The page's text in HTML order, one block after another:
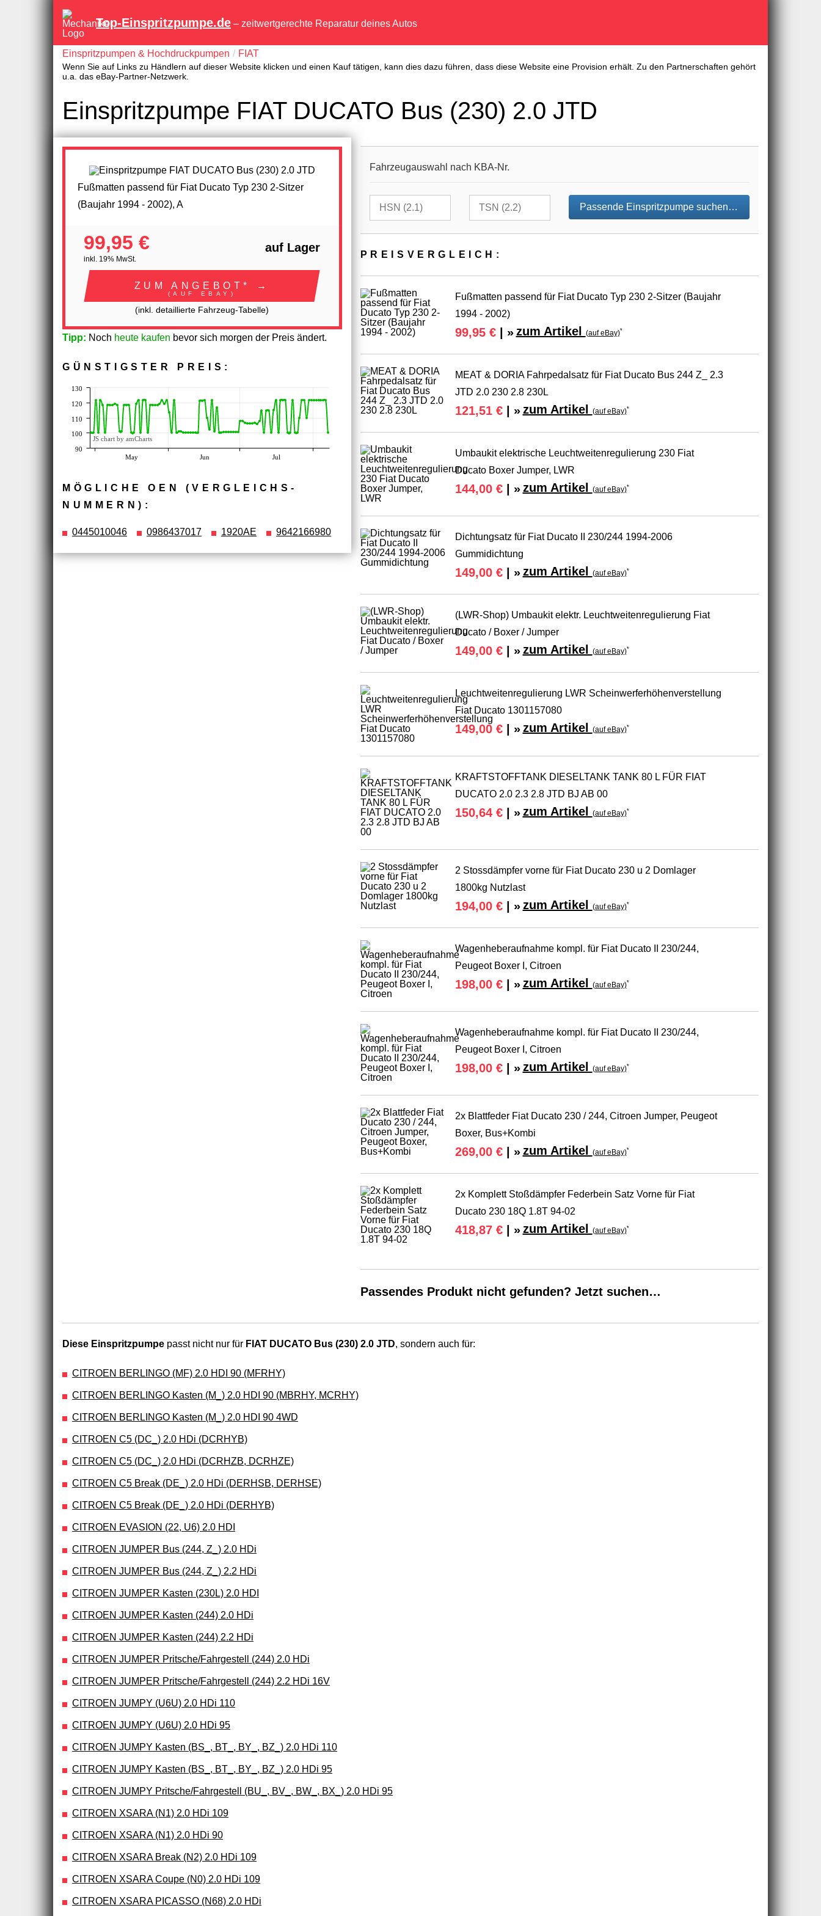
Top-Einspritzpumpe.de – zeitwertgerechte Reparatur deines Autos
Einspritzpumpen & Hochdruckpumpen FIAT
Wenn Sie auf Links zu Händlern auf dieser Website klicken und einen Kauf tätigen, kann dies dazu führen, dass diese Website eine Provision erhält. Zu den Partnerschaften gehört
u.a. das eBay-Partner-Netzwerk.
Einspritzpumpe FIAT DUCATO Bus (230) 2.0 JTD
Fußmatten passend für Fiat Ducato Typ 230 2-Sitzer
(Baujahr 1994 - 2002), A
99,95 €
inkl. 19% MwSt.
auf Lager
ZUM ANGEBOT* →
(AUF EBAY)
(inkl. detaillierte Fahrzeug-Tabelle)
Tipp: Noch heute kaufen bevor sich morgen der Preis ändert.
GÜNSTIGSTER PREIS:
May Jun Jul
90
100
110
120
130
JS chart by amCharts
MÖGLICHE OEN (VERGLEICHS­
NUMMERN):
0445010046 0986437017 1920AE 9642166980
Fahrzeugauswahl nach KBA-Nr.
Passende Einspritzpumpe suchen…
PREIS­VER­GLEICH:
Fußmatten passend für Fiat Ducato Typ 230 2-Sitzer (Baujahr
1994 - 2002)
99,95 €| » zum Artikel (auf eBay)*
MEAT & DORIA Fahrpedalsatz für Fiat Ducato Bus 244 Z_ 2.3
JTD 2.0 230 2.8 230L
121,51 €| » zum Artikel (auf eBay)*
Umbaukit elektrische Leuchtweitenregulierung 230 Fiat
Ducato Boxer Jumper, LWR
144,00 €| » zum Artikel (auf eBay)*
Dichtungsatz für Fiat Ducato II 230/244 1994-2006
Gummidichtung
149,00 €| » zum Artikel (auf eBay)*
(LWR-Shop) Umbaukit elektr. Leuchtweitenregulierung Fiat
Ducato / Boxer / Jumper
149,00 €| » zum Artikel (auf eBay)*
Leuchtweitenregulierung LWR Scheinwerferhöhenverstellung
Fiat Ducato 1301157080
149,00 €| » zum Artikel (auf eBay)*
KRAFTSTOFFTANK DIESELTANK TANK 80 L FÜR FIAT
DUCATO 2.0 2.3 2.8 JTD BJ AB 00
150,64 €| » zum Artikel (auf eBay)*
2 Stossdämpfer vorne für Fiat Ducato 230 u 2 Domlager
1800kg Nutzlast
194,00 €| » zum Artikel (auf eBay)*
Wagenheberaufnahme kompl. für Fiat Ducato II 230/244,
Peugeot Boxer I, Citroen
198,00 €| » zum Artikel (auf eBay)*
Wagenheberaufnahme kompl. für Fiat Ducato II 230/244,
Peugeot Boxer I, Citroen
198,00 €| » zum Artikel (auf eBay)*
2x Blattfeder Fiat Ducato 230 / 244, Citroen Jumper, Peugeot
Boxer, Bus+Kombi
269,00 €| » zum Artikel (auf eBay)*
2x Komplett Stoßdämpfer Federbein Satz Vorne für Fiat
Ducato 230 18Q 1.8T 94-02
418,87 €| » zum Artikel (auf eBay)*
Passendes Produkt nicht gefunden? Jetzt suchen…
Diese Einspritzpumpe passt nicht nur für FIAT DUCATO Bus (230) 2.0 JTD, sondern auch für:
CITROEN BERLINGO (MF) 2.0 HDI 90 (MFRHY)
CITROEN BERLINGO Kasten (M_) 2.0 HDI 90 (MBRHY, MCRHY)
CITROEN BERLINGO Kasten (M_) 2.0 HDI 90 4WD
CITROEN C5 (DC_) 2.0 HDi (DCRHYB)
CITROEN C5 (DC_) 2.0 HDi (DCRHZB, DCRHZE)
CITROEN C5 Break (DE_) 2.0 HDi (DERHSB, DERHSE)
CITROEN C5 Break (DE_) 2.0 HDi (DERHYB)
CITROEN EVASION (22, U6) 2.0 HDI
CITROEN JUMPER Bus (244, Z_) 2.0 HDi
CITROEN JUMPER Bus (244, Z_) 2.2 HDi
CITROEN JUMPER Kasten (230L) 2.0 HDI
CITROEN JUMPER Kasten (244) 2.0 HDi
CITROEN JUMPER Kasten (244) 2.2 HDi
CITROEN JUMPER Pritsche/Fahrgestell (244) 2.0 HDi
CITROEN JUMPER Pritsche/Fahrgestell (244) 2.2 HDi 16V
CITROEN JUMPY (U6U) 2.0 HDi 110
CITROEN JUMPY (U6U) 2.0 HDi 95
CITROEN JUMPY Kasten (BS_, BT_, BY_, BZ_) 2.0 HDi 110
CITROEN JUMPY Kasten (BS_, BT_, BY_, BZ_) 2.0 HDi 95
CITROEN JUMPY Pritsche/Fahrgestell (BU_, BV_, BW_, BX_) 2.0 HDi 95
CITROEN XSARA (N1) 2.0 HDi 109
CITROEN XSARA (N1) 2.0 HDi 90
CITROEN XSARA Break (N2) 2.0 HDi 109
CITROEN XSARA Coupe (N0) 2.0 HDi 109
CITROEN XSARA PICASSO (N68) 2.0 HDi